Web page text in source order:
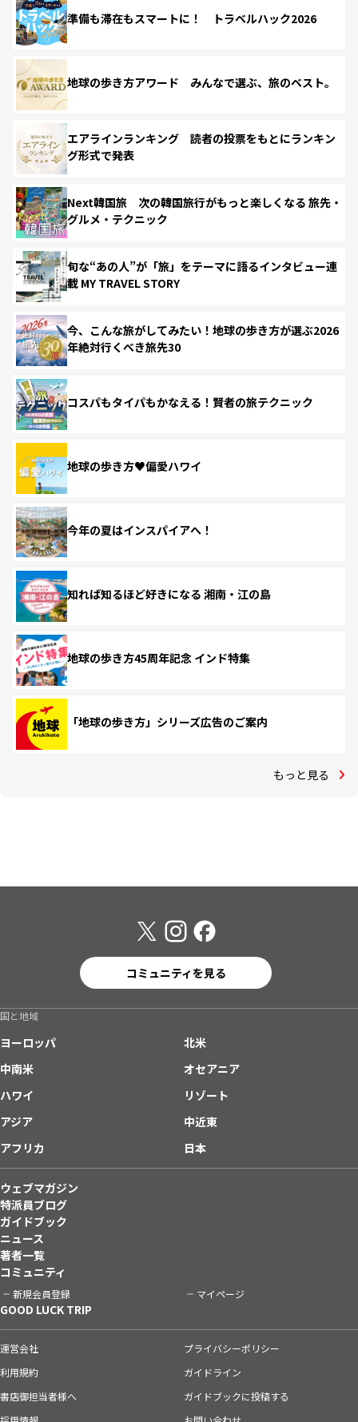
準備も滞在もスマートに！ トラベルハック2026
地球の歩き方アワード みんなで選ぶ、旅のベスト。
エアラインランキング 読者の投票をもとにランキン
グ形式で発表
Next韓国旅 次の韓国旅行がもっと楽しくなる 旅先・
グルメ・テクニック
旬な“あの人”が「旅」をテーマに語るインタビュー連
載 MY TRAVEL STORY
今、こんな旅がしてみたい！地球の歩き方が選ぶ2026
年絶対行くべき旅先30
コスパもタイパもかなえる！賢者の旅テクニック
地球の歩き方♥偏愛ハワイ
今年の夏はインスパイアへ！
知れば知るほど好きになる 湘南・江の島
地球の歩き方45周年記念 インド特集
「地球の歩き方」シリーズ広告のご案内
もっと見る
コミュニティを見る
国と地域
ヨーロッパ
北米
中南米
オセアニア
ハワイ
リゾート
アジア
中近東
アフリカ
日本
ウェブマガジン
特派員ブログ
ガイドブック
ニュース
著者一覧
コミュニティ
新規会員登録 マイページ
GOOD LUCK TRIP
運営会社
プライバシーポリシー
利用規約
ガイドライン
書店御担当者様へ
ガイドブックに投稿する